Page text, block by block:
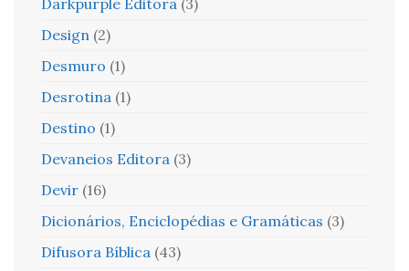
Design (2)
Desmuro (1)
Desrotina (1)
Destino (1)
Devaneios Editora (3)
Devir (16)
Dicionários, Enciclopédias e Gramáticas (3)
Difusora Bíblica (43)